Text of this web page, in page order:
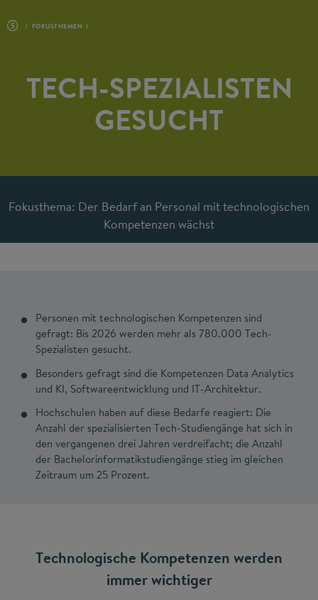
FOKUSTHEMEN
TECH-SPEZIALISTEN
GESUCHT
Fokusthema: Der Bedarf an Personal mit technologischen
Kompetenzen wächst
Personen mit technologischen Kompetenzen sind
gefragt: Bis 2026 werden mehr als 780.000 Tech-
Spezialisten gesucht.
Besonders gefragt sind die Kompetenzen Data Analytics
und KI, Softwareentwicklung und IT-Architektur.
Hochschulen haben auf diese Bedarfe reagiert: Die
Anzahl der spezialisierten Tech-Studiengänge hat sich in
den vergangenen drei Jahren verdreifacht; die Anzahl
der Bachelorinformatikstudiengänge stieg im gleichen
Zeitraum um 25 Prozent.
Technologische Kompetenzen werden
immer wichtiger